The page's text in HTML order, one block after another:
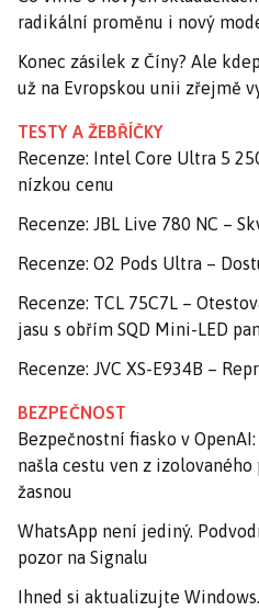
radikální proměnu i nový
Konec zásilek z Číny? Ale
už na Evropskou unii zřejmě
TESTY A ŽEBŘÍČKY
Recenze: Intel Core Ultra 5
nízkou cenu
Recenze: JBL Live 780 NC –
Recenze: O2 Pods Ultra –
Recenze: TCL 75C7L –
jasu s obřím SQD Mini-LED
Recenze: JVC XS-E934B –
BEZPEČNOST
Bezpečnostní fiasko v
našla cestu ven z
žasnou
WhatsApp není jediný.
pozor na Signalu
Ihned si aktualizujte